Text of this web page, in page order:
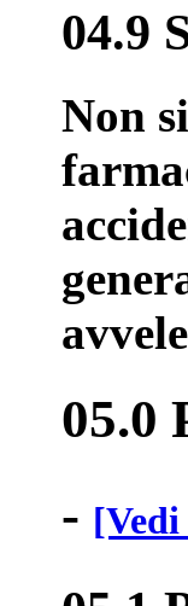
04.9
Non
05.0
-